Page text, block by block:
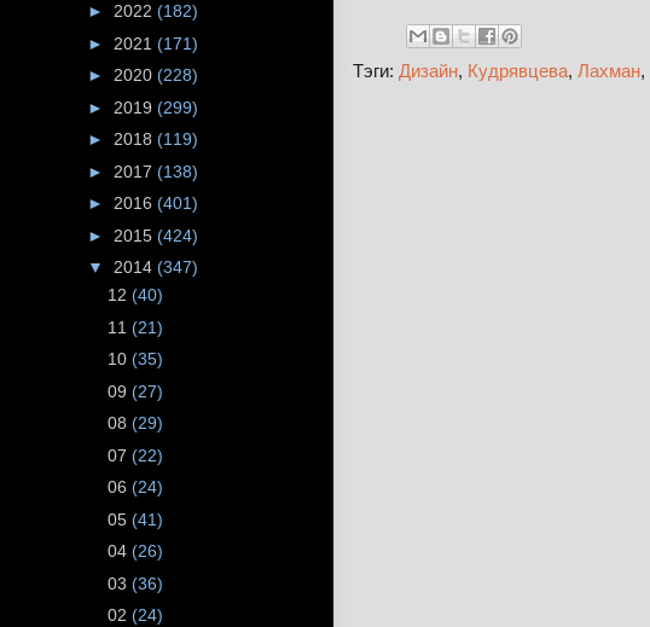
Тэги: Дизайн, Кудрявцева, Лахман,
► 2022 (182)
► 2021 (171)
► 2020 (228)
► 2019 (299)
► 2018 (119)
► 2017 (138)
► 2016 (401)
► 2015 (424)
▼ 2014 (347)
12 (40)
11 (21)
10 (35)
09 (27)
08 (29)
07 (22)
06 (24)
05 (41)
04 (26)
03 (36)
02 (24)